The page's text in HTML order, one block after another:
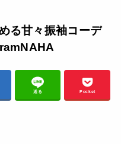
る甘々振袖コーデ
送る Pocket